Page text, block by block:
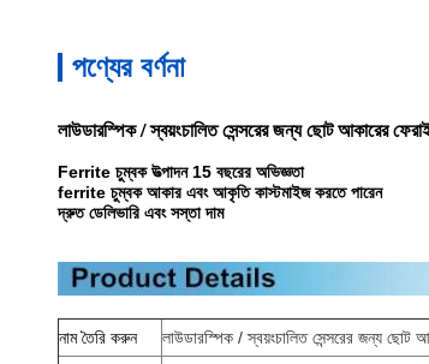
পণ্যের বর্ণনা
লাউডারস্পিক / স্বয়ংচালিত সেন্সরের জন্য ছোট আকারের
Ferrite চুম্বক উত্পাদন 15 বছরের অভিজ্ঞতা
ferrite চুম্বক আকার এবং আকৃতি কাস্টমাইজ করতে পারেন
দ্রুত ডেলিভারি এবং সস্তা দাম
নাম তৈরি করুন
লাউডারস্পিক / স্বয়ংচালিত সেন্সরের জন্য ছোট